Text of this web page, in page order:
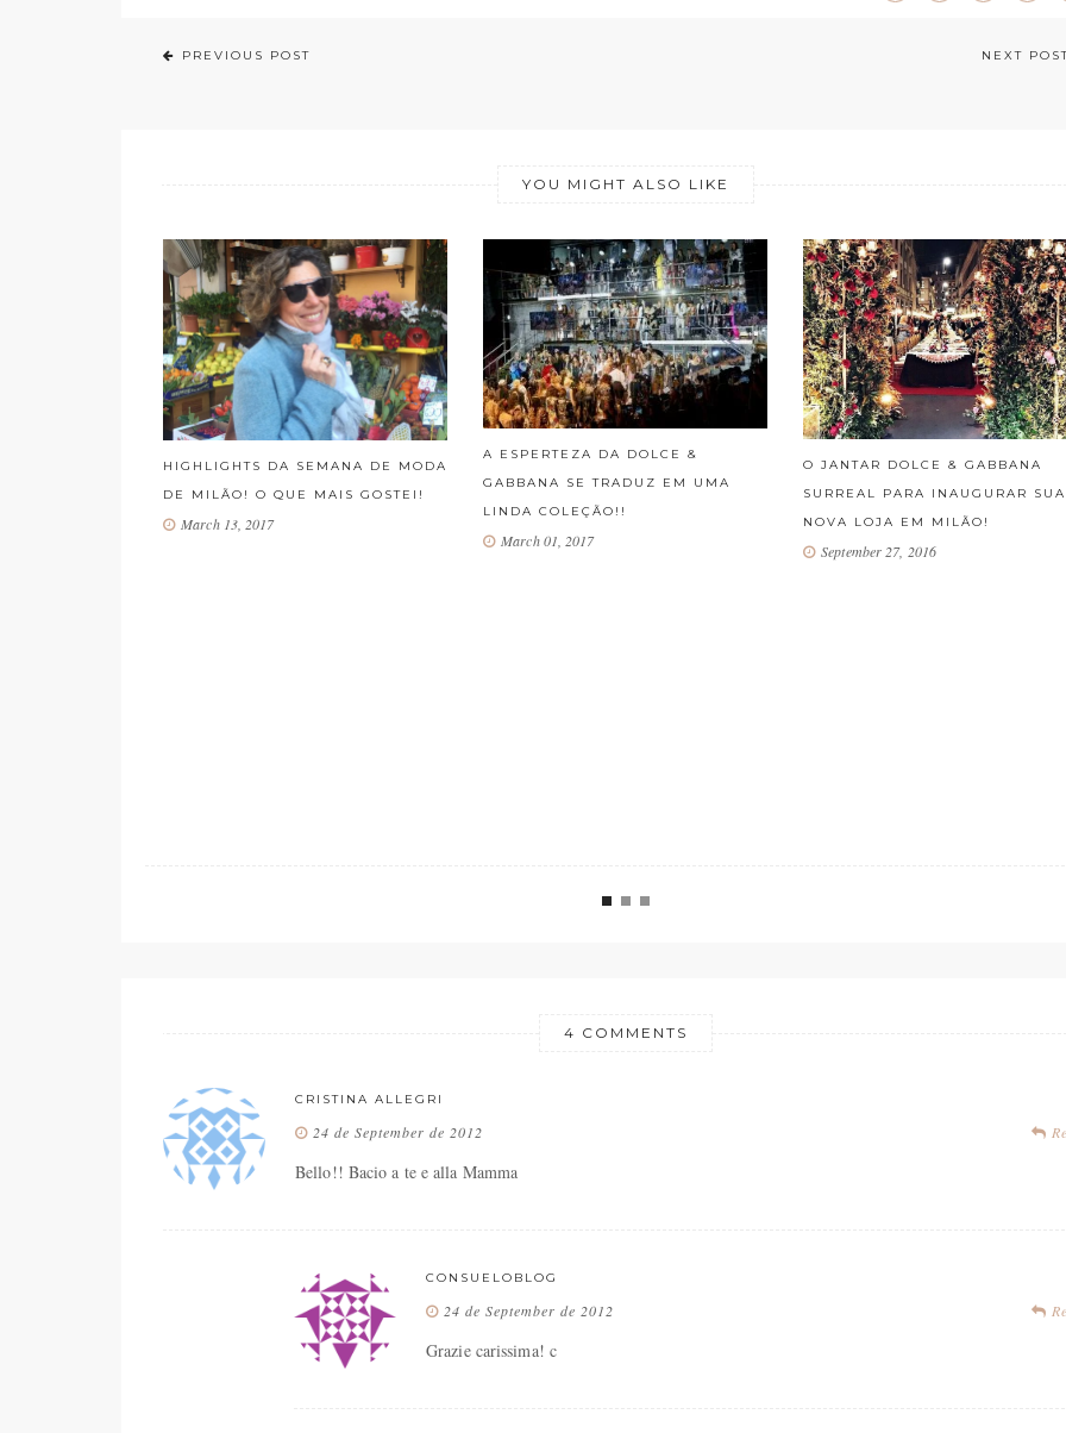
PREVIOUS POST NEXT
YOU MIGHT ALSO LIKE
HIGHLIGHTS DA SEMANA DE MODA
DE MILÃO! O QUE MAIS GOSTEI!
March 13, 2017
A ESPERTEZA DA DOLCE &
GABBANA SE TRADUZ EM UMA
LINDA COLEÇÃO!!
March 01, 2017
O JANTAR DOLCE & GABBANA
SURREAL PARA INAUGURAR SUA
NOVA LOJA EM MILÃO!
September 27, 2016
4 COMMENTS
CRISTINA ALLEGRI
24 de September de 2012
Bello!! Bacio a te e alla Mamma
CONSUELOBLOG
24 de September de 2012
Grazie carissima! c